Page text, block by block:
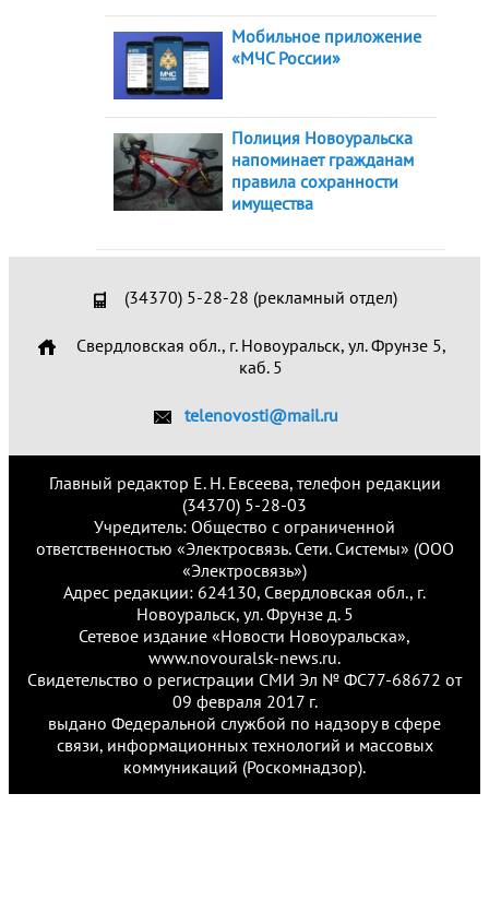
Мобильное приложение
«МЧС России»
Полиция Новоуральска
напоминает гражданам
правила сохранности
имущества
(34370) 5-28-28 (рекламный отдел)
Свердловская обл., г. Новоуральск, ул. Фрунзе 5,
каб. 5
telenovosti@mail.ru
Главный редактор Е. Н. Евсеева, телефон редакции
(34370) 5-28-03
Учредитель: Общество с ограниченной
ответственностью «Электросвязь. Сети. Системы» (ООО
«Электросвязь»)
Адрес редакции: 624130, Свердловская обл., г.
Новоуральск, ул. Фрунзе д. 5
Сетевое издание «Новости Новоуральска»,
www.novouralsk-news.ru.
Свидетельство о регистрации СМИ Эл № ФС77-68672 от
09 февраля 2017 г.
выдано Федеральной службой по надзору в сфере
связи, информационных технологий и массовых
коммуникаций (Роскомнадзор).